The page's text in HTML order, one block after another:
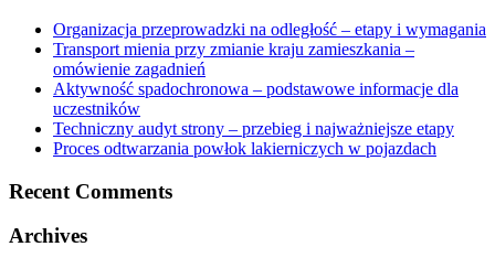
Organizacja przeprowadzki na odległość – etapy i wymagania
Transport mienia przy zmianie kraju zamieszkania –
omówienie zagadnień
Aktywność spadochronowa – podstawowe informacje dla
uczestników
Techniczny audyt strony – przebieg i najważniejsze etapy
Proces odtwarzania powłok lakierniczych w pojazdach
Recent Comments
Archives